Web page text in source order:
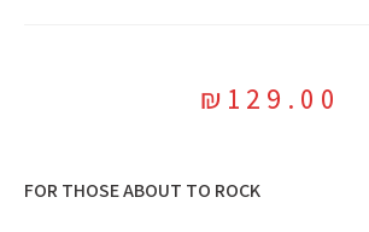
₪ 129.00
FOR THOSE ABOUT TO ROCK